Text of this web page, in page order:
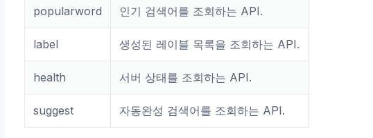
popularword 인기 검색어를 조회하는 API.
label 생성된 레이블 목록을 조회하는 API.
health 서버 상태를 조회하는 API.
suggest 자동완성 검색어를 조회하는 API.